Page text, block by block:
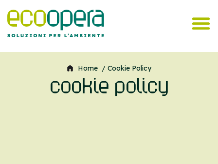
Home / Cookie Policy
cookie policy